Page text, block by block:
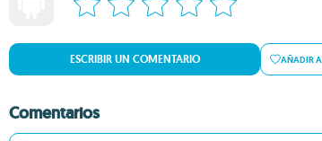
ESCRIBIR UN COMENTARIO AÑADIR A
Comentarios